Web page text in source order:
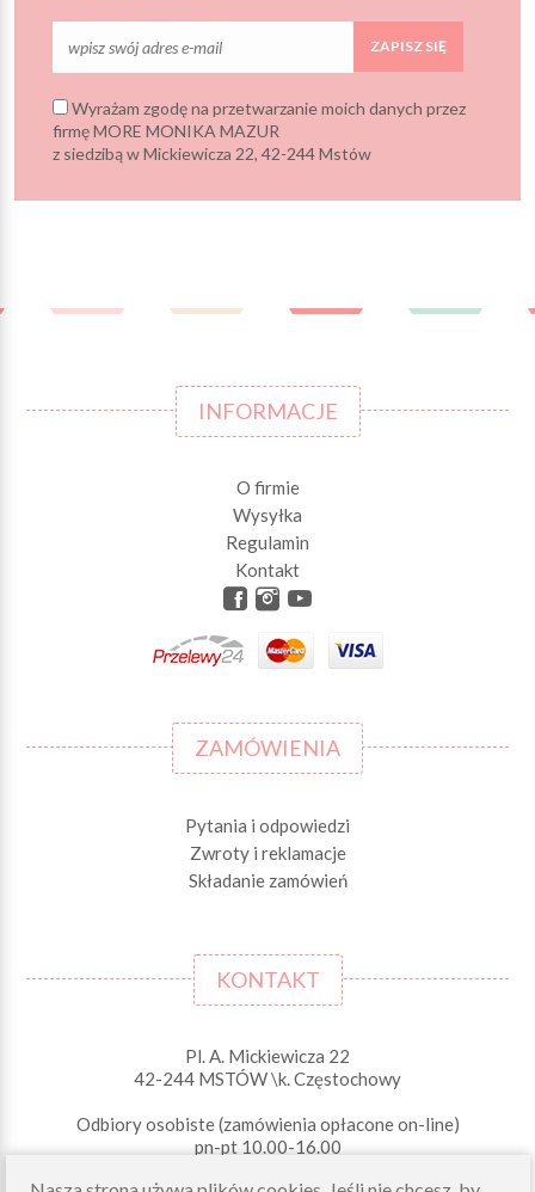
ZAPISZ SIĘ
Wyrażam zgodę na przetwarzanie moich danych przez
firmę MORE MONIKA MAZUR
z siedzibą w Mickiewicza 22, 42-244 Mstów
INFORMACJE
O firmie
Wysyłka
Regulamin
Kontakt
ZAMÓWIENIA
Pytania i odpowiedzi
Zwroty i reklamacje
Składanie zamówień
KONTAKT
Pl. A. Mickiewicza 22
42-244 MSTÓW \k. Częstochowy
Odbiory osobiste (zamówienia opłacone on-line)
pn-pt 10.00-16.00